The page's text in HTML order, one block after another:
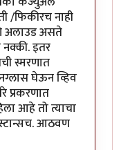
/फिकीरच नाही
अलाउड असते
इतर
स्मरणात
घेऊन व्हिव
प्रकरणात
आहे तो त्याचा
आठवण